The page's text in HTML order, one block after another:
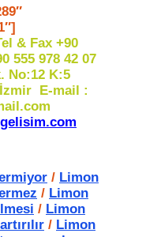
& Fax +90
555 978 42 07
No:12 K:5
İzmir E-mail :
/ Limon
/ Limon
/ Limon
/ Limon